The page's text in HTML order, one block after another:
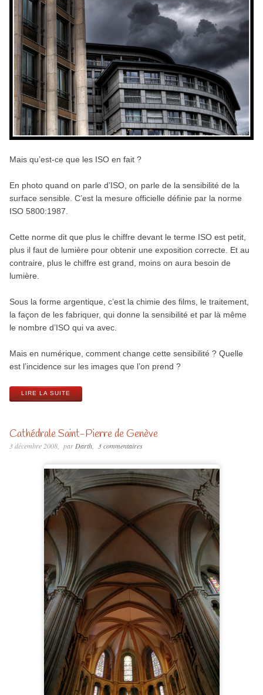
Mais qu’est-ce que les ISO en fait ?
En photo quand on parle d’ISO, on parle de la sensibilité de la
surface sensible. C’est la mesure officielle définie par la norme
ISO 5800:1987.
Cette norme dit que plus le chiffre devant le terme ISO est petit,
plus il faut de lumière pour obtenir une exposition correcte. Et au
contraire, plus le chiffre est grand, moins on aura besoin de
lumière.
Sous la forme argentique, c’est la chimie des films, le traitement,
la façon de les fabriquer, qui donne la sensibilité et par là même
le nombre d’ISO qui va avec.
Mais en numérique, comment change cette sensibilité ? Quelle
est l’incidence sur les images que l’on prend ?
LIRE LA SUITE
Cathédrale Saint-Pierre de Genève
3 décembre 2008 par Darth 3 commentaires